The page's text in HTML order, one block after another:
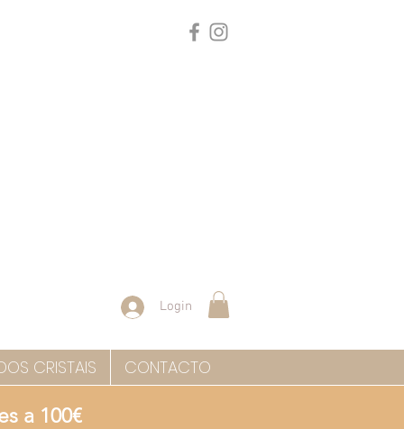
Login
CRISTAIS CONTACTO
a 100€